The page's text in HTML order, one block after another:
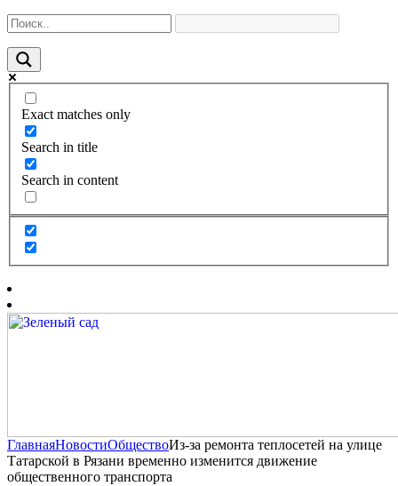
Exact matches only
Search in title
Search in content
ГлавнаяНовостиОбществоИз-за ремонта теплосетей на улице
Татарской в Рязани временно изменится движение
общественного транспорта